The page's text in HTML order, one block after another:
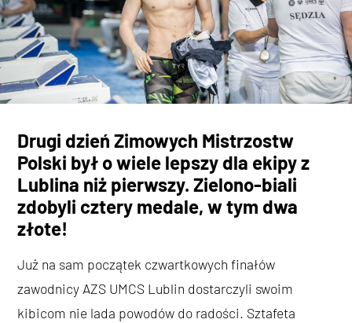
Drugi dzień Zimowych Mistrzostw
Polski był o wiele lepszy dla ekipy z
Lublina niż pierwszy. Zielono-biali
zdobyli cztery medale, w tym dwa
złote!
Już na sam początek czwartkowych finałów
zawodnicy AZS UMCS Lublin dostarczyli swoim
kibicom nie lada powodów do radości. Sztafeta